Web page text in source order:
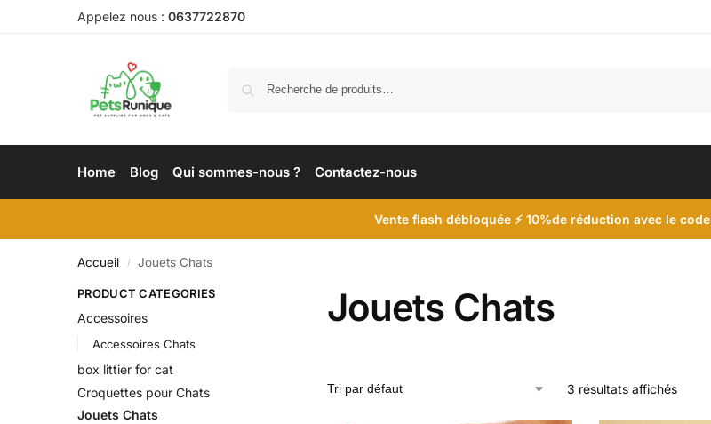
Appelez nous : 0637722870
Home Blog Qui sommes-nous ? Contactez-nous
Vente flash débloquée⚡ 10%de réduction avec le code
Accueil / Jouets Chats
Jouets Chats
3 résultats affichés
PRODUCT CATEGORIES
Accessoires
Accessoires Chats
box littier for cat
Croquettes pour Chats
Jouets Chats